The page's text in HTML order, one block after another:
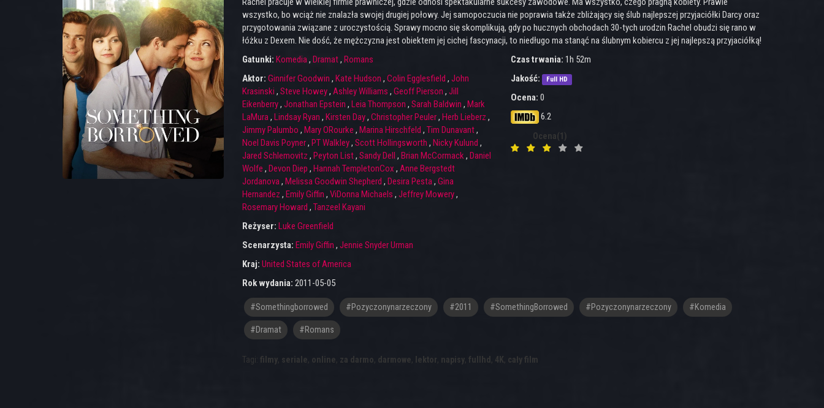
wszystko, bo wciąż nie znalazła swojej drugiej połowy. Jej samopoczucia nie poprawia także zbliżający się ślub najlepszej przyjaciółki Darcy oraz
przygotowania związane z uroczystością. Sprawy mocno się skomplikują, gdy po hucznych obchodach 30-tych urodzin Rachel obudzi się rano w
łóżku z Dexem. Nie dość, że mężczyzna jest obiektem jej cichej fascynacji, to niedługo ma stanąć na ślubnym kobiercu z jej najlepszą przyjaciółką!
Gatunki: Komedia, Dramat, Romans
Aktor: Ginnifer Goodwin , Kate Hudson , Colin Egglesfield , John
Krasinski , Steve Howey, Ashley Williams , Geoff Pierson , Jill
Eikenberry, Jonathan Epstein , Leia Thompson , Sarah Baldwin , Mark
LaMura, Lindsay Ryan , Kirsten Day, Christopher Peuler, Herb Lieberz ,
Jimmy Palumbo , Mary ORourke , Marina Hirschfeld , Tim Dunavant,
Noel Davis Poyner, PT Walkley, Scott Hollingsworth , Nicky Kulund ,
Jared Schlemovitz , Peyton List, Sandy Dell , Brian McCormack, Daniel
Wolfe , Devon Diep , Hannah TempletonCox , Anne Bergstedt
Jordanova, Melissa Goodwin Shepherd , Desira Pesta, Gina
Hernandez , Emily Giffin , ViDonna Michaels , Jeffrey Mowery,
Rosemary Howard , Tanzeel Kayani
Reżyser: Luke Greenfield
Scenarzysta: Emily Giffin , Jennie Snyder Urman
Kraj: United States of America
Rok wydania: 2011-05-05
Czas trwania: 1h 52m
Jakość:
Full HD
Ocena: 0
6.2
Ocena(1)
#somethingborrowed #pozyczonynarzeczony #2011 #SomethingBorrowed #Pozyczonynarzeczony #komedia
#dramat #romans
Tagi: filmy, seriale, online, za darmo, darmowe, lektor, napisy, fullhd , 4K, cały film